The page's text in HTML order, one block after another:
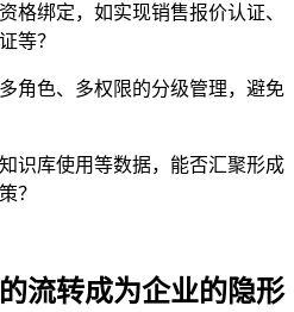
格绑定，如实现销售报价认证、
等？
角色、多权限的分级管理，避免
识库使用等数据，能否汇聚形成
？
流转成为企业的隐形